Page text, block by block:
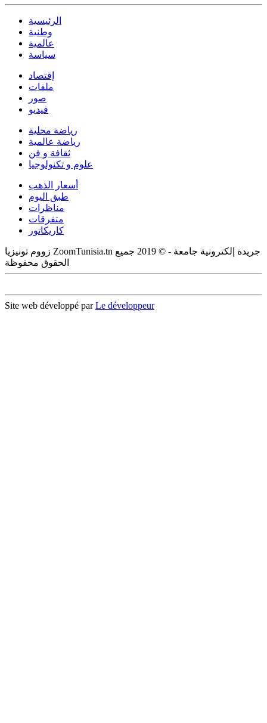
الرئيسية
وطنية
عالمية
سياسة
إقتصاد
ملفات
صور
فيديو
رياضة محلية
رياضة عالمية
ثقافة و فن
علوم و تكنولوجيا
أسعار الذهب
طبق اليوم
مناظرات
متفرقات
كاريكاتور
زووم تونيزيا ZoomTunisia.tn جريدة إلكترونية جامعة - © 2019 جميع
الحقوق محفوظة
Site web développé parLe développeur